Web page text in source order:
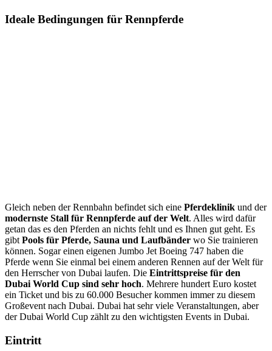
Ideale Bedingungen für Rennpferde
Gleich neben der Rennbahn befindet sich eine Pferdeklinik und der
modernste Stall für Rennpferde auf der Welt. Alles wird dafür
getan das es den Pferden an nichts fehlt und es Ihnen gut geht. Es
gibt Pools für Pferde, Sauna und Laufbänder wo Sie trainieren
können. Sogar einen eigenen Jumbo Jet Boeing 747 haben die
Pferde wenn Sie einmal bei einem anderen Rennen auf der Welt für
den Herrscher von Dubai laufen. Die Eintrittspreise für den
Dubai World Cup sind sehr hoch. Mehrere hundert Euro kostet
ein Ticket und bis zu 60.000 Besucher kommen immer zu diesem
Großevent nach Dubai. Dubai hat sehr viele Veranstaltungen, aber
der Dubai World Cup zählt zu den wichtigsten Events in Dubai.
Eintritt